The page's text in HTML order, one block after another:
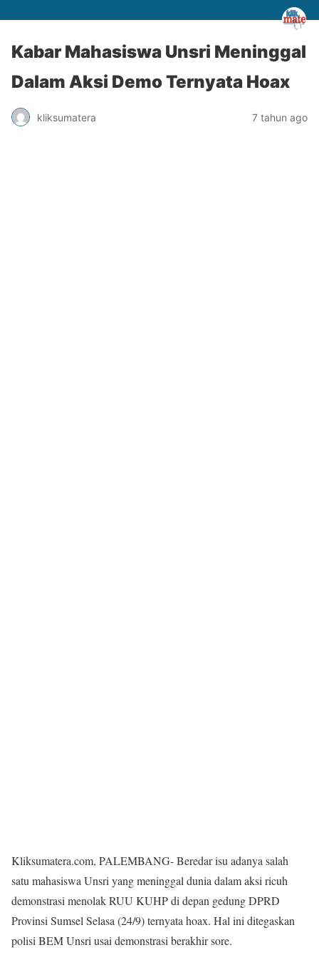
Kabar Mahasiswa Unsri Meninggal
Dalam Aksi Demo Ternyata Hoax
kliksumatera 7 tahun ago
Kliksumatera.com, PALEMBANG- Beredar isu adanya salah
satu mahasiswa Unsri yang meninggal dunia dalam aksi ricuh
demonstrasi menolak RUU KUHP di depan gedung DPRD
Provinsi Sumsel Selasa (24/9) ternyata hoax. Hal ini ditegaskan
polisi BEM Unsri usai demonstrasi berakhir sore.